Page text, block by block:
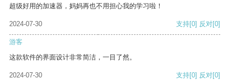
超级好用的加速器，妈妈再也不用担心我的学习啦！
2024-07-30 支持[0] 反对[0]
游客
这款软件的界面设计非常简洁，一目了然。
2024-07-30 支持[0] 反对[0]